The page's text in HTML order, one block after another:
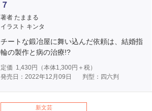
７
著者 たままる
イラスト キンタ
チートな鍛冶屋に舞い込んだ依頼は、結婚指
輪の製作と病の治療!?
定価 1,430円（本体1,300円＋税）
発売日：2022年12月09日
判型：四六判
新文芸